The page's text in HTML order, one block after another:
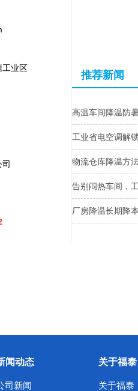
推荐新闻
高温车间降温防
工业省电空调解
物流仓库降温方
告别闷热车间，
厂房降温长期降
业区
闻动态
司新闻
关于福泰
关于福泰